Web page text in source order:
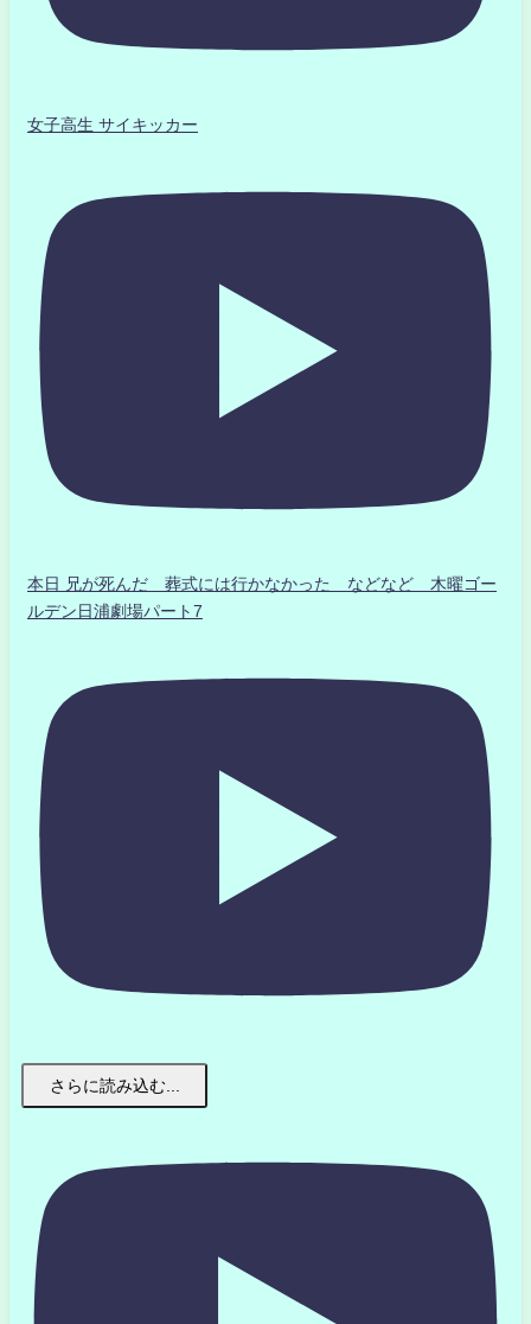
女子高生 サイキッカー
本日 兄が死んだ 葬式には行かなかった などなど 木曜ゴー
ルデン日浦劇場パート7
さらに読み込む...